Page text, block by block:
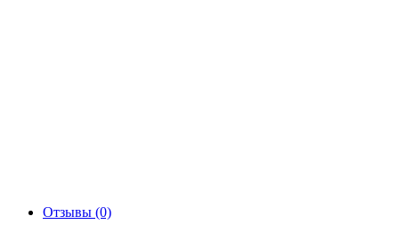
Отзывы (0)